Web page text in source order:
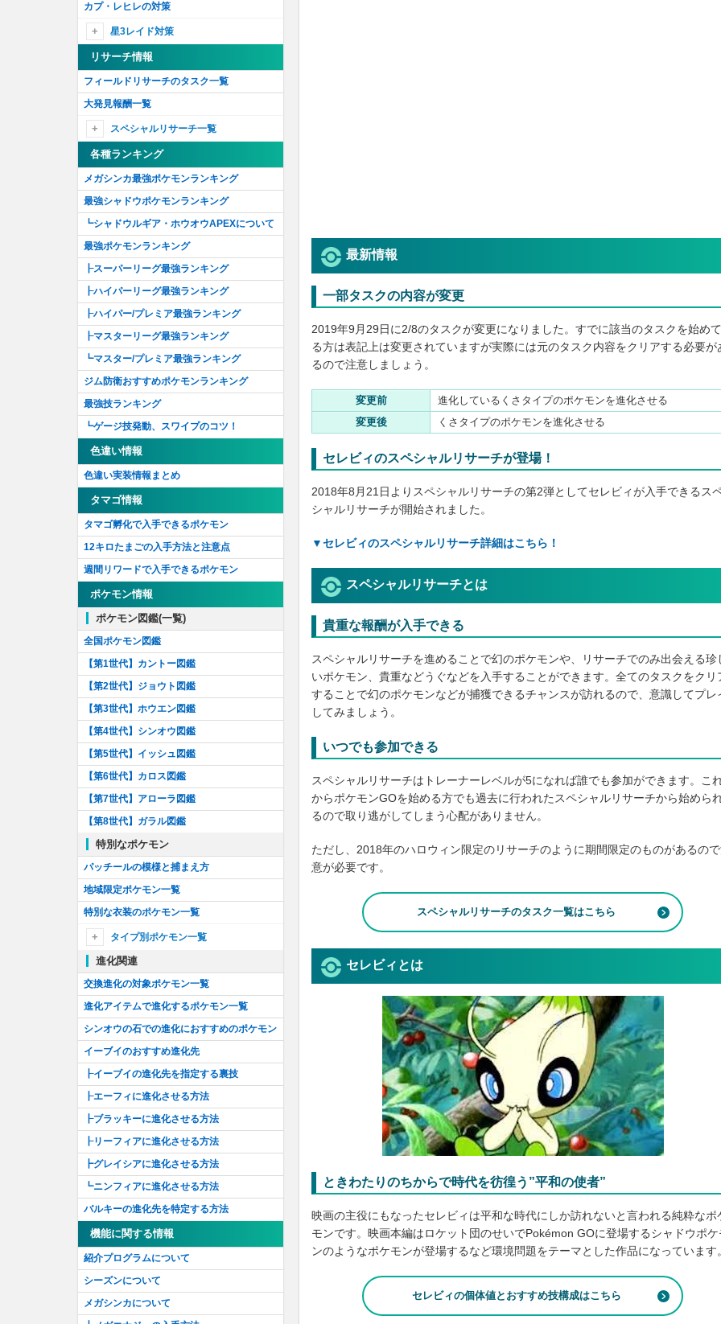
最新情報
一部タスクの内容が変更
2019年9月29日に2/8のタスクが変更になりました。すでに該当のタスクを始め
る方は表記上は変更されていますが実際には元のタスク内容をクリアする必要が
るので注意しましょう。
変更前
進化しているくさタイプのポケモンを進化させる
変更後
くさタイプのポケモンを進化させる
セレビィのスペシャルリサーチが登場！
2018年8月21日よりスペシャルリサーチの第2弾としてセレビィが入手できるス
シャルリサーチが開始されました。
▼セレビィのスペシャルリサーチ詳細はこちら！
スペシャルリサーチとは
貴重な報酬が入手できる
スペシャルリサーチを進めることで幻のポケモンや、リサーチでのみ出会える珍
いポケモン、貴重などうぐなどを入手することができます。全てのタスクをクリ
することで幻のポケモンなどが捕獲できるチャンスが訪れるので、意識してプレ
してみましょう。
いつでも参加できる
スペシャルリサーチはトレーナーレベルが5になれば誰でも参加ができます。こ
からポケモンGOを始める方でも過去に行われたスペシャルリサーチから始めら
るので取り逃がしてしまう心配がありません。
ただし、2018年のハロウィン限定のリサーチのように期間限定のものがあるの
意が必要です。
スペシャルリサーチのタスク一覧はこちら
セレビィとは
ときわたりのちからで時代を彷徨う”平和の使者”
映画の主役にもなったセレビィは平和な時代にしか訪れないと言われる純粋なポ
モンです。映画本編はロケット団のせいでPokémon GOに登場するシャドウポケ
ンのようなポケモンが登場するなど環境問題をテーマとした作品になっています。
セレビィの個体値とおすすめ技構成はこちら
カプ・レヒレの対策
星3レイド対策
アローラライチュウの対策
オーダイルの対策
マリルリの対策
ルンパッパの対策
リサーチ情報
フィールドリサーチのタスク一覧
大発見報酬一覧
スペシャルリサーチ一覧
スペシャルリサーチ最新情報
幻のポケモンの姿を追え！
時を越えるポケモンを追え！
石に込められた謎を解け！'18
メルタンの謎を解け！
キャッチアップリサーチ
怪しい集団の謎を追え！
眠るポケモンを呼び覚ませ！
石に込められた謎を解け！'19
巨大ポケモンの謎を解け！
隠された真相をあぶり出せ！
セレブレーション2019
こせいだいポケモンの謎を解け
ねんりきポケモンの謎を解け！
どんぐりポケモンの謎を解け！
ジェネレーションチャレンジ2020セレブレ
ーション
ガスじょうポケモンを解明せよ！
勝利を手に入れろ！
さかなポケモンを解明せよ！
ポケモン最大の謎を解明せよ！
バーチャルポケモンを解明せよ！
しょうりポケモンを解明せよ！
色違いセレビィのリサーチ
色違いメタモンのリサーチ！
色違いミュウのリサーチ！
神話を読み解け！
ポケモンカードコラボ！
せんりつポケモンを追え！
リングの謎を解け！
いたずらポケモンを解明せよ！
わるざるポケモンを追え！
仮面の謎を解け！
フーパを解き放て！
GO Tour:ジョウト地方
続行リサーチApex
メレメレ島を研究せよ！
アーカラ島を研究せよ！
ウラウラ島を研究せよ！
ポニ島を研究せよ！
各種ランキング
メガシンカ最強ポケモンランキング
最強シャドウポケモンランキング
┗シャドウルギア・ホウオウAPEXについて
最強ポケモンランキング
┠スーパーリーグ最強ランキング
┠ハイパーリーグ最強ランキング
┠ハイパー/プレミア最強ランキング
┠マスターリーグ最強ランキング
┗マスター/プレミア最強ランキング
ジム防衛おすすめポケモンランキング
最強技ランキング
┗ゲージ技発動、スワイプのコツ！
色違い情報
色違い実装情報まとめ
タマゴ情報
タマゴ孵化で入手できるポケモン
12キロたまごの入手方法と注意点
週間リワードで入手できるポケモン
ポケモン情報
ポケモン図鑑(一覧)
全国ポケモン図鑑
【第1世代】カントー図鑑
【第2世代】ジョウト図鑑
【第3世代】ホウエン図鑑
【第4世代】シンオウ図鑑
【第5世代】イッシュ図鑑
【第6世代】カロス図鑑
【第7世代】アローラ図鑑
【第8世代】ガラル図鑑
特別なポケモン
パッチールの模様と捕まえ方
地域限定ポケモン一覧
特別な衣装のポケモン一覧
タイプ別ポケモン一覧
ノーマル
ほのお
みず
くさ
でんき
ひこう
エスパー
ドラゴン
かくとう
どく
むし
いわ
じめん
ゴースト
こおり
はがね
あく
進化関連
交換進化の対象ポケモン一覧
進化アイテムで進化するポケモン一覧
シンオウの石での進化におすすめのポケモン
イーブイのおすすめ進化先
┠イーブイの進化先を指定する裏技
┠エーフィに進化させる方法
┠ブラッキーに進化させる方法
┠リーフィアに進化させる方法
┣グレイシアに進化させる方法
┗ニンフィアに進化させる方法
バルキーの進化先を特定する方法
機能に関する情報
紹介プログラムについて
シーズンについて
メガシンカについて